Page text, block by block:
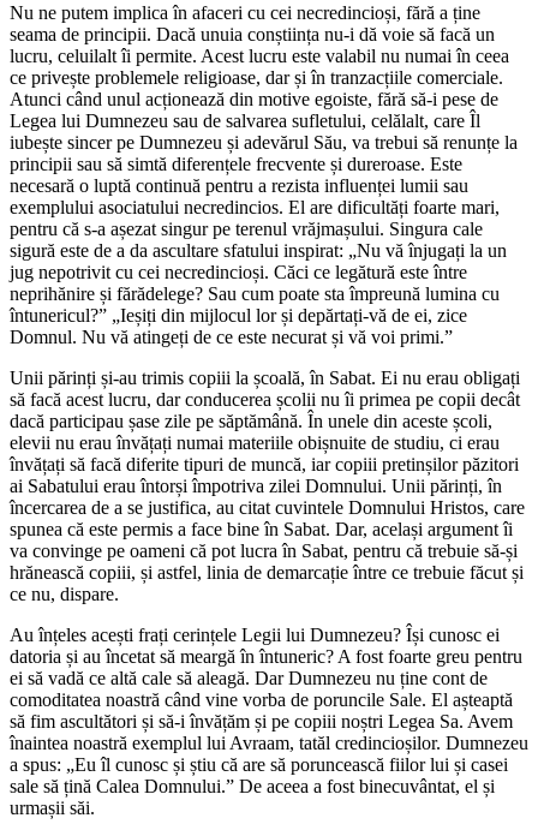
Nu ne putem implica în afaceri cu cei necredincioși, fără a ține
seama de principii. Dacă unuia conștiința nu-i dă voie să facă un
lucru, celuilalt îi permite. Acest lucru este valabil nu numai în ceea
ce privește problemele religioase, dar și în tranzacțiile comerciale.
Atunci când unul acționează din motive egoiste, fără să-i pese de
Legea lui Dumnezeu sau de salvarea sufletului, celălalt, care Îl
iubește sincer pe Dumnezeu și adevărul Său, va trebui să renunțe la
principii sau să simtă diferențele frecvente și dureroase. Este
necesară o luptă continuă pentru a rezista influenței lumii sau
exemplului asociatului necredincios. El are dificultăți foarte mari,
pentru că s-a așezat singur pe terenul vrăjmașului. Singura cale
sigură este de a da ascultare sfatului inspirat: „Nu vă înjugați la un
jug nepotrivit cu cei necredincioși. Căci ce legătură este între
neprihănire și fărădelege? Sau cum poate sta împreună lumina cu
întunericul?” „Ieșiți din mijlocul lor și depărtați-vă de ei, zice
Domnul. Nu vă atingeți de ce este necurat și vă voi primi.”
Unii părinți și-au trimis copiii la școală, în Sabat. Ei nu erau obligați
să facă acest lucru, dar conducerea școlii nu îi primea pe copii decât
dacă participau șase zile pe săptămână. În unele din aceste școli,
elevii nu erau învățați numai materiile obișnuite de studiu, ci erau
învățați să facă diferite tipuri de muncă, iar copiii pretinșilor păzitori
ai Sabatului erau întorși împotriva zilei Domnului. Unii părinți, în
încercarea de a se justifica, au citat cuvintele Domnului Hristos, care
spunea că este permis a face bine în Sabat. Dar, același argument îi
va convinge pe oameni că pot lucra în Sabat, pentru că trebuie să-și
hrănească copiii, și astfel, linia de demarcație între ce trebuie făcut și
ce nu, dispare.
Au înțeles acești frați cerințele Legii lui Dumnezeu? Își cunosc ei
datoria și au încetat să meargă în întuneric? A fost foarte greu pentru
ei să vadă ce altă cale să aleagă. Dar Dumnezeu nu ține cont de
comoditatea noastră când vine vorba de poruncile Sale. El așteaptă
să fim ascultători și să-i învățăm și pe copiii noștri Legea Sa. Avem
înaintea noastră exemplul lui Avraam, tatăl credincioșilor. Dumnezeu
a spus: „Eu îl cunosc și știu că are să poruncească fiilor lui și casei
sale să țină Calea Domnului.” De aceea a fost binecuvântat, el și
urmașii săi.